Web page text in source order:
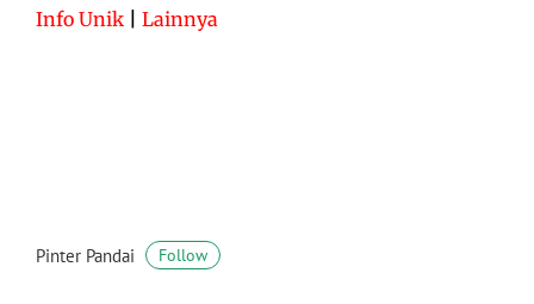
Info Unik
Lainnya
Pinter Pandai Follow